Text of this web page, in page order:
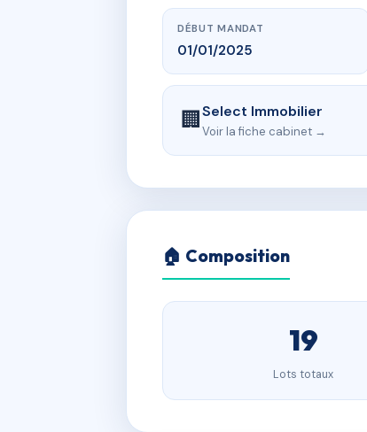
DÉBUT MANDAT
01/01/2025
🏢Select Immobilier
Voir la fiche cabinet →
🏠 Composition
19
Lots totaux